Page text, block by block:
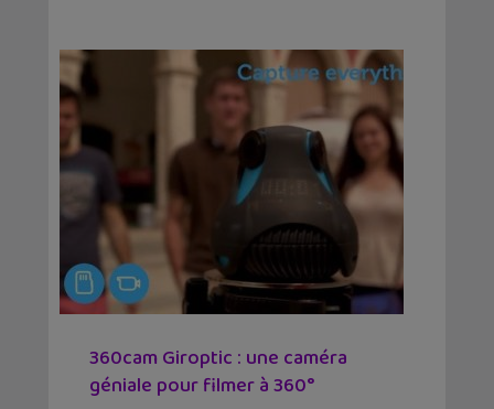
360cam Giroptic : une caméra
géniale pour filmer à 360°